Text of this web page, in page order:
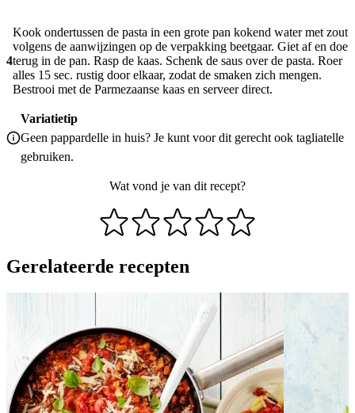
4
Kook ondertussen de pasta in een grote pan kokend water met zout
volgens de aanwijzingen op de verpakking beetgaar. Giet af en doe
terug in de pan. Rasp de kaas. Schenk de saus over de pasta. Roer
alles 15 sec. rustig door elkaar, zodat de smaken zich mengen.
Bestrooi met de Parmezaanse kaas en serveer direct.
Variatietip
Geen pappardelle in huis? Je kunt voor dit gerecht ook tagliatelle
gebruiken.
Wat vond je van dit recept?
Gerelateerde recepten